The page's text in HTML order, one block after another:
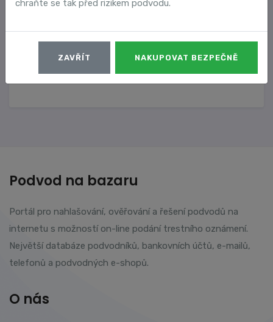
Číslo podvodu Datum
20030 13. 01. 2026
Podvod na bazaru
Portál pro nahlašování, ověřování a řešení podvodů na
internetu s možností on-line podání trestního oznámení.
Největší databáze podvodníků, bankovních účtů, e-mailů,
telefonů a podvodných e-shopů.
O nás
chraňte se tak před rizikem podvodu.
ZAVŘÍT NAKUPOVAT BEZPEČNĚ